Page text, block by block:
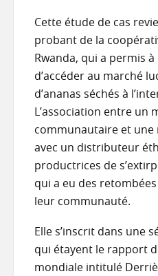
Cette étude de cas
probant de la
Rwanda, qui a permis
d’accéder au marché
d’ananas séchés à
L’association entre un
communautaire et
avec un distributeur
productrices de
qui a eu des
leur communauté.
Elle s’inscrit dans une
qui étayent le rapport
mondiale intitulé